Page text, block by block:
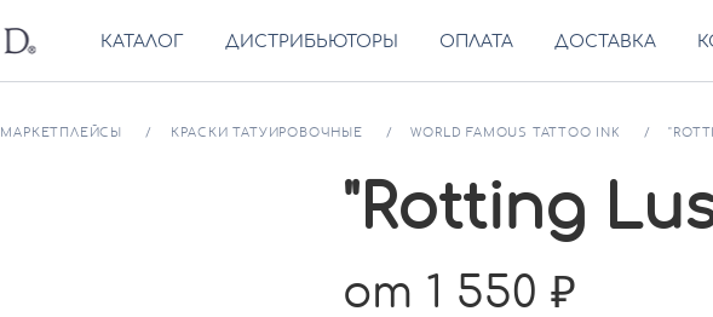
КАТАЛОГ ДИСТРИБЬЮТОРЫ ОПЛАТА ДОСТАВКА
МАРКЕТПЛЕЙСЫ КРАСКИ ТАТУИРОВОЧНЫЕ WORLD FAMOUS TATTOO INK
"Rotting
от 1 550